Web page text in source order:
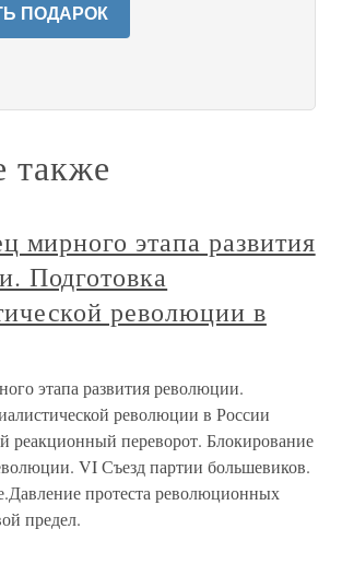
ПОДАРОК
также
мирного этапа развития
Подготовка
революции в
этапа развития революции.
революции в России
реакционный переворот. Блокирование
VI Съезд партии большевиков.
протеста революционных
предел.